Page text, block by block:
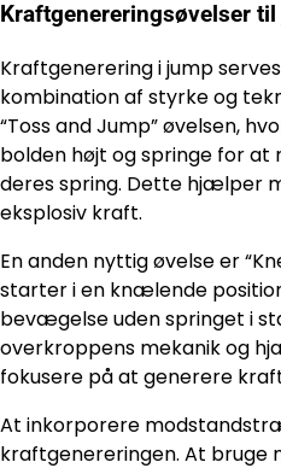
Kraftgenereringsøvelser
Kraftgenerering i jump
kombination af styrke og
“Toss and Jump” øvelsen,
bolden højt og springe for
deres spring. Dette hjælper
eksplosiv kraft.
En anden nyttig øvelse er
starter i en knælende
bevægelse uden springet i
overkroppens mekanik og
fokusere på at generere
At inkorporere
kraftgenereringen. At bruge